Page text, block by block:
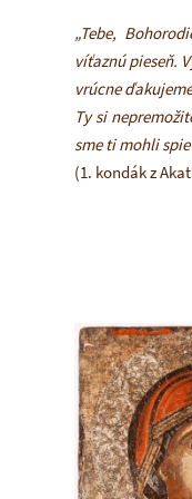
„Tebe,
víťaznú pieseň.
vrúcne
Ty si
sme ti mohli
(1. kondák z